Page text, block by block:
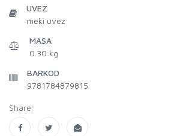
UVEZ
meki uvez
MASA
0.30 kg
BARKOD
9781784879815
Share: